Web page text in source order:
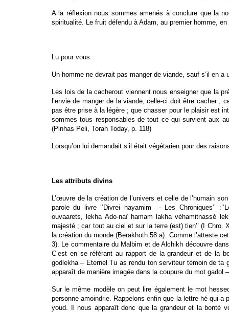
A la réflexion nous sommes amenés à conclure que la
spiritualité. Le fruit défendu à Adam, au premier homme,
Lu pour vous :
Un homme ne devrait pas manger de viande, sauf s’il en
Les lois de la cacherout viennent nous enseigner que la
l’envie de manger de la viande, celle-ci doit être cacher ;
pas être prise à la légère ; que chasser pour le plaisir est
sommes tous responsables de tout ce qui survient aux
(Pinhas Peli, Torah Today, p. 118)
Lorsqu’on lui demandait s’il était végétarien pour des
Les attributs divins
L’œuvre de la création de l’univers et celle de l’humain
parole du livre ‘’Divrei hayamim - Les Chroniques’’
ouvaarets, lekha Ado-naï hamam lakha véhamitnassé
majesté ; car tout au ciel et sur la terre (est) tien’’ (I Chro.
la création du monde (Berakhoth 58 a). Comme l’atteste
3). Le commentaire du Malbim et de Alchikh découvre
C’est en se référant au rapport de la grandeur et de la
godlekha – Eternel Tu as rendu ton serviteur témoin de ta
apparaît de manière imagée dans la coupure du mot gadol
Sur le même modèle on peut lire également le mot
personne amoindrie. Rappelons enfin que la lettre hé qui
youd. Il nous apparaît donc que la grandeur et la bonté